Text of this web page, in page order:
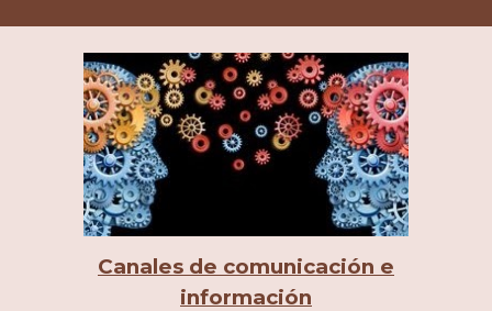
Canales de comunicación e
información